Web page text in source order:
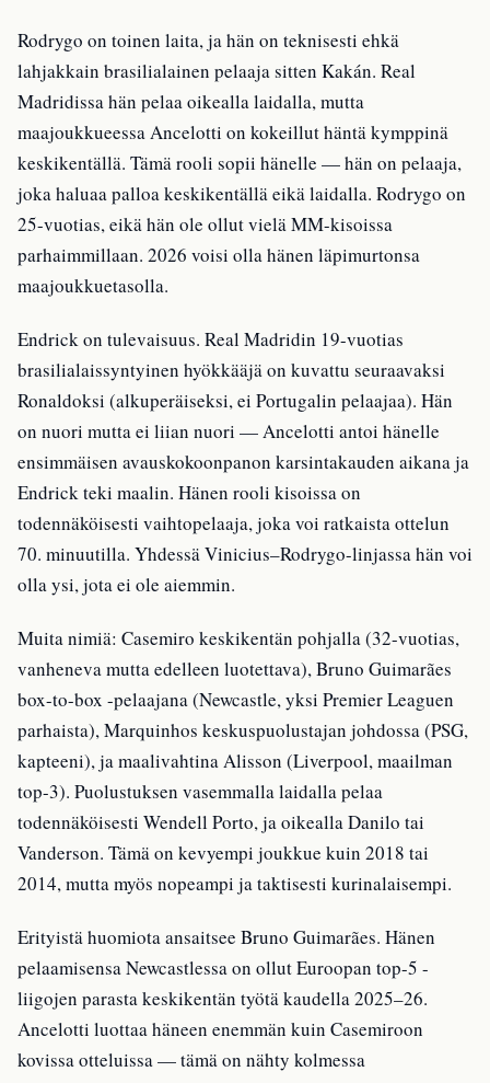
Rodrygo on toinen laita, ja hän on teknisesti ehkä
lahjakkain brasilialainen pelaaja sitten Kakán. Real
Madridissa hän pelaa oikealla laidalla, mutta
maajoukkueessa Ancelotti on kokeillut häntä kymppinä
keskikentällä. Tämä rooli sopii hänelle — hän on pelaaja,
joka haluaa palloa keskikentällä eikä laidalla. Rodrygo on
25-vuotias, eikä hän ole ollut vielä MM-kisoissa
parhaimmillaan. 2026 voisi olla hänen läpimurtonsa
maajoukkuetasolla.
Endrick on tulevaisuus. Real Madridin 19-vuotias
brasilialaissyntyinen hyökkääjä on kuvattu seuraavaksi
Ronaldoksi (alkuperäiseksi, ei Portugalin pelaajaa). Hän
on nuori mutta ei liian nuori — Ancelotti antoi hänelle
ensimmäisen avauskokoonpanon karsintakauden aikana ja
Endrick teki maalin. Hänen rooli kisoissa on
todennäköisesti vaihtopelaaja, joka voi ratkaista ottelun
70. minuutilla. Yhdessä Vinicius–Rodrygo-linjassa hän voi
olla ysi, jota ei ole aiemmin.
Muita nimiä: Casemiro keskikentän pohjalla (32-vuotias,
vanheneva mutta edelleen luotettava), Bruno Guimarães
box-to-box -pelaajana (Newcastle, yksi Premier Leaguen
parhaista), Marquinhos keskuspuolustajan johdossa (PSG,
kapteeni), ja maalivahtina Alisson (Liverpool, maailman
top-3). Puolustuksen vasemmalla laidalla pelaa
todennäköisesti Wendell Porto, ja oikealla Danilo tai
Vanderson. Tämä on kevyempi joukkue kuin 2018 tai
2014, mutta myös nopeampi ja taktisesti kurinalaisempi.
Erityistä huomiota ansaitsee Bruno Guimarães. Hänen
pelaamisensa Newcastlessa on ollut Euroopan top-5 -
liigojen parasta keskikentän työtä kaudella 2025–26.
Ancelotti luottaa häneen enemmän kuin Casemiroon
kovissa otteluissa — tämä on nähty kolmessa